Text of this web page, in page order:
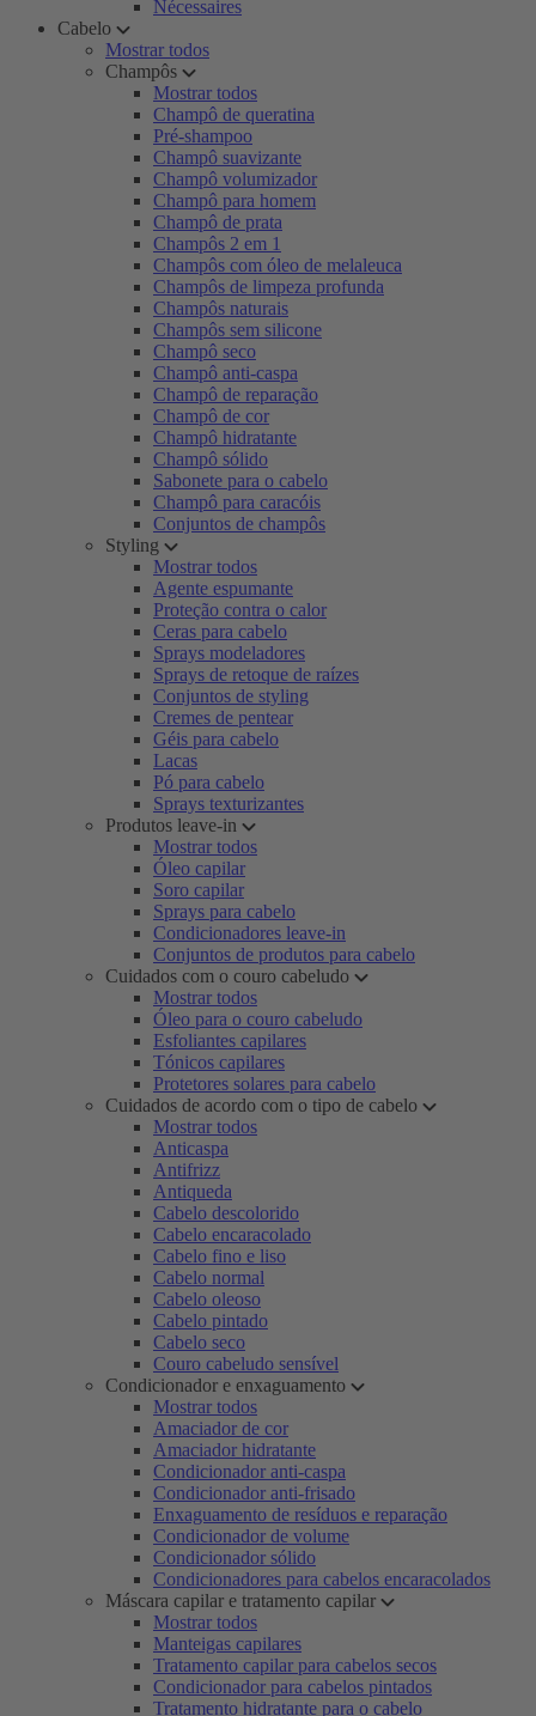
Nécessaires
Cabelo
Mostrar todos
Champôs
Mostrar todos
Champô de queratina
Pré-shampoo
Champô suavizante
Champô volumizador
Champô para homem
Champô de prata
Champôs 2 em 1
Champôs com óleo de melaleuca
Champôs de limpeza profunda
Champôs naturais
Champôs sem silicone
Champô seco
Champô anti-caspa
Champô de reparação
Champô de cor
Champô hidratante
Champô sólido
Sabonete para o cabelo
Champô para caracóis
Conjuntos de champôs
Styling
Mostrar todos
Agente espumante
Proteção contra o calor
Ceras para cabelo
Sprays modeladores
Sprays de retoque de raízes
Conjuntos de styling
Cremes de pentear
Géis para cabelo
Lacas
Pó para cabelo
Sprays texturizantes
Produtos leave-in
Mostrar todos
Óleo capilar
Soro capilar
Sprays para cabelo
Condicionadores leave-in
Conjuntos de produtos para cabelo
Cuidados com o couro cabeludo
Mostrar todos
Óleo para o couro cabeludo
Esfoliantes capilares
Tónicos capilares
Protetores solares para cabelo
Cuidados de acordo com o tipo de cabelo
Mostrar todos
Anticaspa
Antifrizz
Antiqueda
Cabelo descolorido
Cabelo encaracolado
Cabelo fino e liso
Cabelo normal
Cabelo oleoso
Cabelo pintado
Cabelo seco
Couro cabeludo sensível
Condicionador e enxaguamento
Mostrar todos
Amaciador de cor
Amaciador hidratante
Condicionador anti-caspa
Condicionador anti-frisado
Enxaguamento de resíduos e reparação
Condicionador de volume
Condicionador sólido
Condicionadores para cabelos encaracolados
Máscara capilar e tratamento capilar
Mostrar todos
Manteigas capilares
Tratamento capilar para cabelos secos
Condicionador para cabelos pintados
Tratamento hidratante para o cabelo